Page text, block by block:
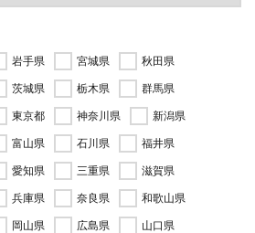
岩手県 宮城県
秋田県
茨城県 栃木県
群馬県
東京都 神奈川県
新潟県
富山県 石川県
福井県
愛知県 三重県
滋賀県
兵庫県 奈良県
和歌山県
岡山県 広島県
山口県